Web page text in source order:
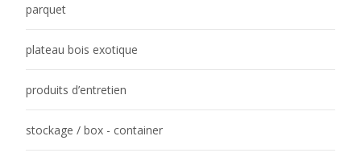
parquet
plateau bois exotique
produits d’entretien
stockage / box - container